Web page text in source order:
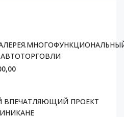
ВПЕЧАТЛЯЮЩИЙ ПРОЕКТ